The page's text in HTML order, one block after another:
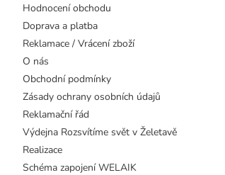
Hodnocení obchodu
Doprava a platba
Reklamace / Vrácení zboží
O nás
Obchodní podmínky
Zásady ochrany osobních údajů
Reklamační řád
Výdejna Rozsvítíme svět v Želetavě
Realizace
Schéma zapojení WELAIK